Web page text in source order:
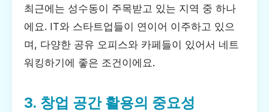
최근에는 성수동이 주목받고 있는 지역 중 하나
에요. IT와 스타트업들이 연이어 이주하고 있으
며, 다양한 공유 오피스와 카페들이 있어서 네트
워킹하기에 좋은 조건이에요.
3. 창업 공간 활용의 중요성